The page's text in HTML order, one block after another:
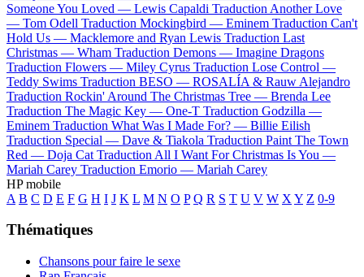
Someone You Loved — Lewis Capaldi Traduction Another Love
— Tom Odell Traduction Mockingbird — Eminem Traduction Can't
Hold Us — Macklemore and Ryan Lewis Traduction Last
Christmas — Wham Traduction Demons — Imagine Dragons
Traduction Flowers — Miley Cyrus Traduction Lose Control —
Teddy Swims Traduction BESO — ROSALÍA & Rauw Alejandro
Traduction Rockin' Around The Christmas Tree — Brenda Lee
Traduction The Magic Key — One-T Traduction Godzilla —
Eminem Traduction What Was I Made For? — Billie Eilish
Traduction Special — Dave & Tiakola Traduction Paint The Town
Red — Doja Cat Traduction All I Want For Christmas Is You —
Mariah Carey Traduction Emorio — Mariah Carey
HP mobile
A B C D E F G H I J K L M N O P Q R S T U V W X Y Z 0-9
Thématiques
Chansons pour faire le sexe